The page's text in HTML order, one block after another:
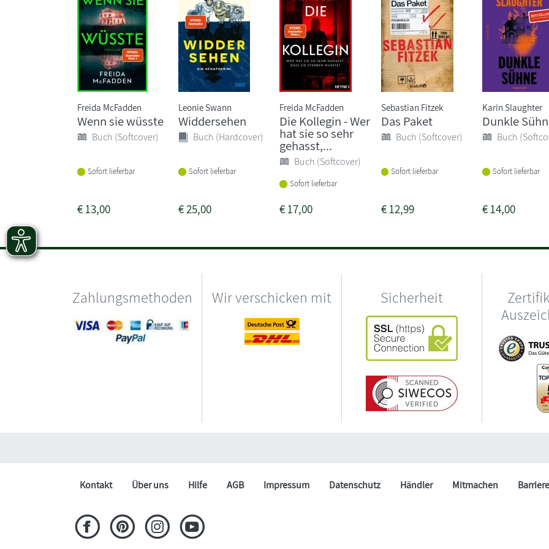
Freida McFadden
Wenn sie wüsste
Buch (Softcover)
Sofort lieferbar
€13,00
Leonie Swann
Widdersehen
Buch (Hardcover)
Sofort lieferbar
€25,00
Freida McFadden
Die Kollegin - Wer
hat sie so sehr
gehasst,...
Buch (Softcover)
Sofort lieferbar
€17,00
Sebastian Fitzek
Das Paket
Buch (Softcover)
Sofort lieferbar
€12,99
Karin Slaughter
Dunkle
Buch
Sofort lieferbar
€14,00
Zahlungsmethoden Wir verschicken mit Sicherheit
Kontakt Über uns Hilfe AGB Impressum Datenschutz Händler Mitmachen